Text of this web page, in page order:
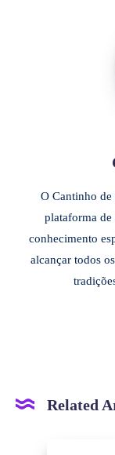
O Cantinho
plataforma de
conhecimento
alcançar todos
Related